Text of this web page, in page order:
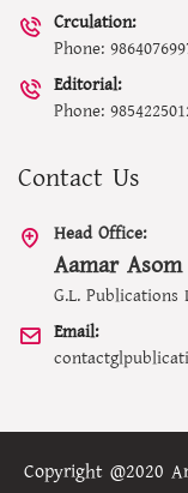
Crculation:
Phone:
Editorial:
Phone:
Contact Us
Head Office:
Aamar Asom
G.L. Publications
Email:
Copyright @2020